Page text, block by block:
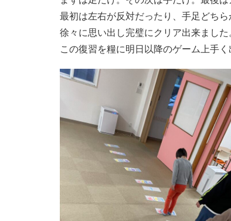
最初は左右が反対だったり、手足どち
徐々に思い出し完璧にクリア出来ました
この復習を糧に明日以降のゲーム上手く